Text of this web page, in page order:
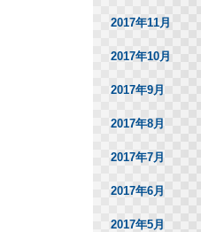
2017年11月
2017年10月
2017年9月
2017年8月
2017年7月
2017年6月
2017年5月